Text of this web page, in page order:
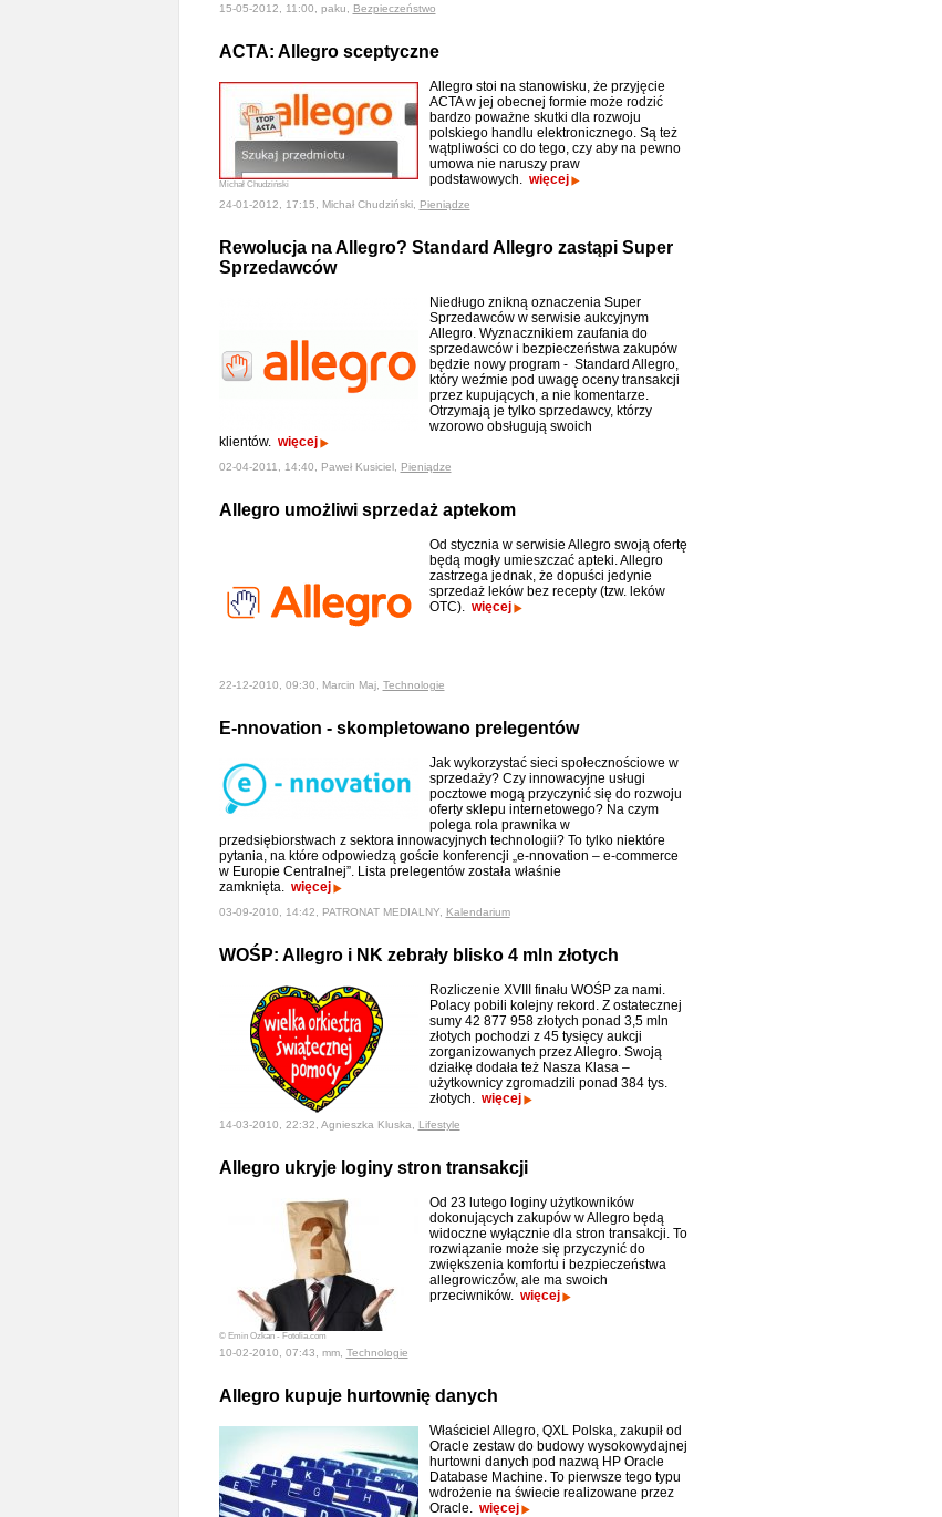
15-05-2012, 11:00, paku, Bezpieczeństwo
ACTA: Allegro sceptyczne
Michał Chudziński
Allegro stoi na stanowisku, że przyjęcie
ACTA w jej obecnej formie może rodzić
bardzo poważne skutki dla rozwoju
polskiego handlu elektronicznego. Są też
wątpliwości co do tego, czy aby na pewno
umowa nie naruszy praw
podstawowych. więcej
24-01-2012, 17:15, Michał Chudziński, Pieniądze
Rewolucja na Allegro? Standard Allegro zastąpi Super
Sprzedawców
Niedługo znikną oznaczenia Super
Sprzedawców w serwisie aukcyjnym
Allegro. Wyznacznikiem zaufania do
sprzedawców i bezpieczeństwa zakupów
będzie nowy program - Standard Allegro,
który weźmie pod uwagę oceny transakcji
przez kupujących, a nie komentarze.
Otrzymają je tylko sprzedawcy, którzy
wzorowo obsługują swoich
klientów. więcej
02-04-2011, 14:40, Paweł Kusiciel, Pieniądze
Allegro umożliwi sprzedaż aptekom
Od stycznia w serwisie Allegro swoją ofertę
będą mogły umieszczać apteki. Allegro
zastrzega jednak, że dopuści jedynie
sprzedaż leków bez recepty (tzw. leków
OTC). więcej
22-12-2010, 09:30, Marcin Maj, Technologie
E-nnovation - skompletowano prelegentów
Jak wykorzystać sieci społecznościowe w
sprzedaży? Czy innowacyjne usługi
pocztowe mogą przyczynić się do rozwoju
oferty sklepu internetowego? Na czym
polega rola prawnika w
przedsiębiorstwach z sektora innowacyjnych technologii? To tylko niektóre
pytania, na które odpowiedzą goście konferencji „e-nnovation – e-commerce
w Europie Centralnej”. Lista prelegentów została właśnie
zamknięta. więcej
03-09-2010, 14:42, PATRONAT MEDIALNY, Kalendarium
WOŚP: Allegro i NK zebrały blisko 4 mln złotych
Rozliczenie XVIII finału WOŚP za nami.
Polacy pobili kolejny rekord. Z ostatecznej
sumy 42 877 958 złotych ponad 3,5 mln
złotych pochodzi z 45 tysięcy aukcji
zorganizowanych przez Allegro. Swoją
działkę dodała też Nasza Klasa –
użytkownicy zgromadzili ponad 384 tys.
złotych. więcej
14-03-2010, 22:32, Agnieszka Kluska, Lifestyle
Allegro ukryje loginy stron transakcji
© Emin Ozkan - Fotolia.com
Od 23 lutego loginy użytkowników
dokonujących zakupów w Allegro będą
widoczne wyłącznie dla stron transakcji. To
rozwiązanie może się przyczynić do
zwiększenia komfortu i bezpieczeństwa
allegrowiczów, ale ma swoich
przeciwników. więcej
10-02-2010, 07:43, mm, Technologie
Allegro kupuje hurtownię danych
Właściciel Allegro, QXL Polska, zakupił od
Oracle zestaw do budowy wysokowydajnej
hurtowni danych pod nazwą HP Oracle
Database Machine. To pierwsze tego typu
wdrożenie na świecie realizowane przez
Oracle. więcej